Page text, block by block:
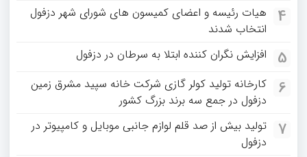
4
هیات رئیسه و اعضای کمیسون های شورای شهر دزفول
انتخاب شدند
5 افزایش نگران کننده ابتلا به سرطان در دزفول
6
کارخانه تولید کولر گازی شرکت خانه سپید مشرق زمین
دزفول در جمع سه برند بزرگ کشور
7
تولید بیش از صد قلم لوازم جانبی موبایل و کامپیوتر در
دزفول